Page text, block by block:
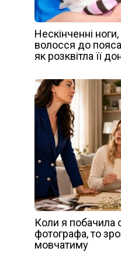
Нескінченні
волосся до
як розквітла її
Коли я побачила
фотографа, то
мовчатиму